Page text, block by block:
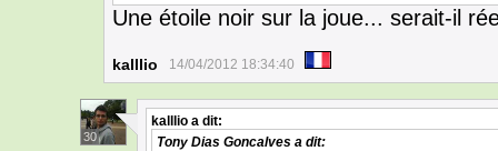
Une étoile noir sur la joue... serait-il
kalllio 14/04/2012 18:34:40
30
kalllio a dit:
Tony Dias Goncalves a dit: